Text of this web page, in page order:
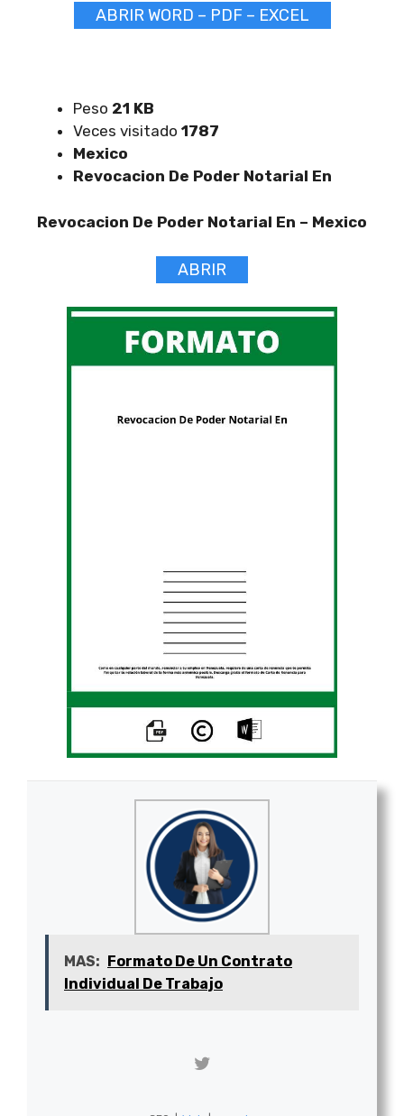
ABRIR WORD – PDF – EXCEL
Peso 21 KB
Veces visitado 1787
Mexico
Revocacion De Poder Notarial En
Revocacion De Poder Notarial En – Mexico
ABRIR
MAS: Formato De Un Contrato
Individual De Trabajo